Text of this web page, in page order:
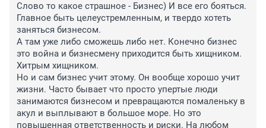
Слово то какое страшное - Бизнес) И все его бояться.
Главное быть целеустремленным, и твердо хотеть
заняться бизнесом.
А там уже либо сможешь либо нет. Конечно бизнес
это война и бизнесмену приходится быть хищником.
Хитрым хищником.
Но и сам бизнес учит этому. Он вообще хорошо учит
жизни. Часто бывает что просто упертые люди
занимаются бизнесом и превращаются помаленьку в
акул и выплывают в большое море. Но это
повышенная ответственность и риски. На любом